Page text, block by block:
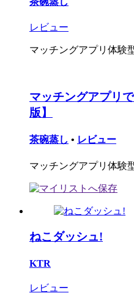
レビュー
マッチングアプリ体験
マッチングアプリ
版】
茶碗蒸し • レビュー
マッチングアプリ体験
ねこダッシュ!
KTR
レビュー